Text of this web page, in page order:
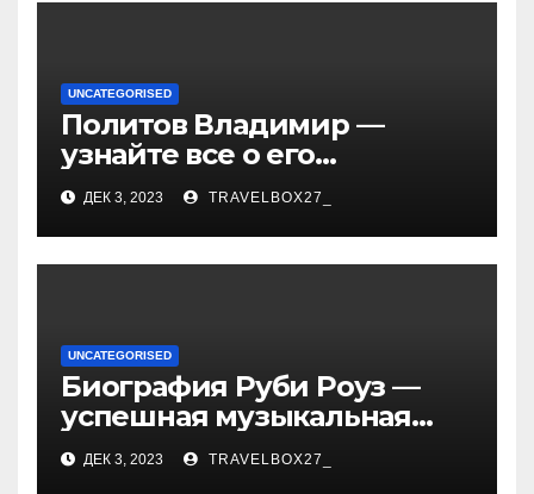
UNCATEGORISED
Политов Владимир —
узнайте все о его
биографии, возрасте и
впечатляющих
достижениях!
ДЕК 3, 2023 TRAVELBOX27_
UNCATEGORISED
Биография Руби Роуз —
успешная музыкальная
карьера, личная жизнь и
знаковые достижения
ДЕК 3, 2023 TRAVELBOX27_